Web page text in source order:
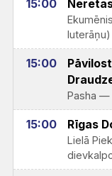
15:00
luterāņu)
15:00
Pasha —
15:00 Rīgas
Lielā